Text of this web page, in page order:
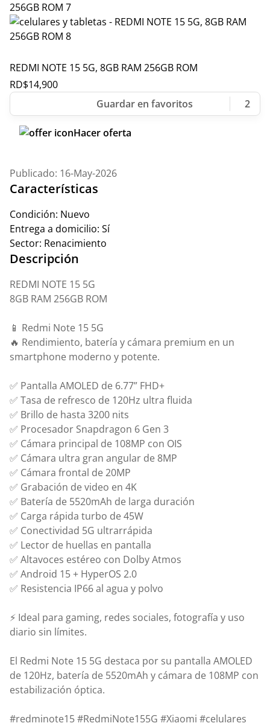
REDMI NOTE 15 5G, 8GB RAM 256GB ROM
RD$14,900
2
Hacer oferta
Publicado: 16-May-2026
Características
Condición: Nuevo
Entrega a domicilio: Sí
Sector: Renacimiento
Descripción
REDMI NOTE 15 5G
8GB RAM 256GB ROM
📱 Redmi Note 15 5G
🔥 Rendimiento, batería y cámara premium en un
smartphone moderno y potente.
✅ Pantalla AMOLED de 6.77” FHD+
✅ Tasa de refresco de 120Hz ultra fluida
✅ Brillo de hasta 3200 nits
✅ Procesador Snapdragon 6 Gen 3
✅ Cámara principal de 108MP con OIS
✅ Cámara ultra gran angular de 8MP
✅ Cámara frontal de 20MP
✅ Grabación de video en 4K
✅ Batería de 5520mAh de larga duración
✅ Carga rápida turbo de 45W
✅ Conectividad 5G ultrarrápida
✅ Lector de huellas en pantalla
✅ Altavoces estéreo con Dolby Atmos
✅ Android 15 + HyperOS 2.0
✅ Resistencia IP66 al agua y polvo
⚡ Ideal para gaming, redes sociales, fotografía y uso
diario sin límites.
El Redmi Note 15 5G destaca por su pantalla AMOLED
de 120Hz, batería de 5520mAh y cámara de 108MP con
estabilización óptica.
#redminote15 #RedmiNote155G #Xiaomi #celulares